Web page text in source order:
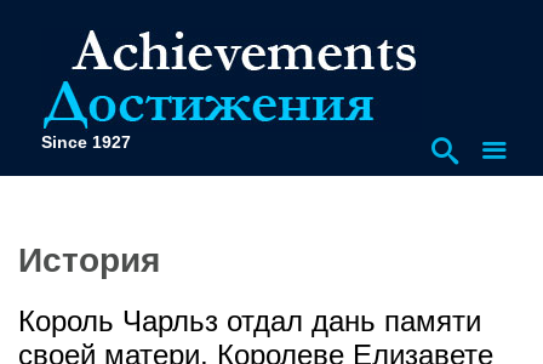
Since 1927
История
Король Чарльз отдал дань памяти
своей матери, Королеве Елизавете